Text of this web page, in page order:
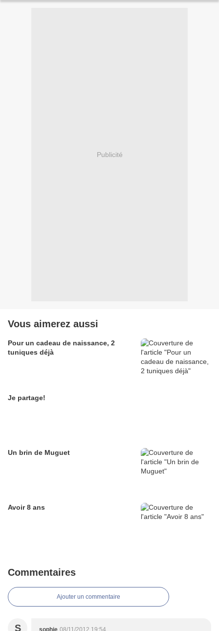
Publicité
Vous aimerez aussi
Pour un cadeau de naissance, 2
tuniques déjà
Je partage!
Un brin de Muguet
Avoir 8 ans
Commentaires
Ajouter un commentaire
S sophie 08/11/2012 19:54